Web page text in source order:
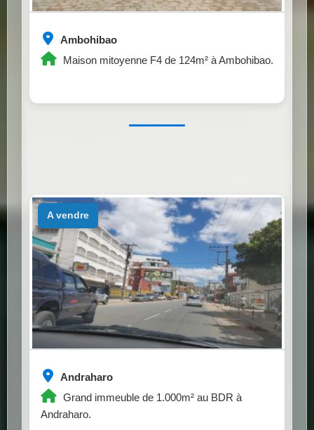
Ambohibao
Maison mitoyenne F4 de 124m² à Ambohibao.
Andraharo
Grand immeuble de 1.000m² au BDR à
Andraharo.
a vendre